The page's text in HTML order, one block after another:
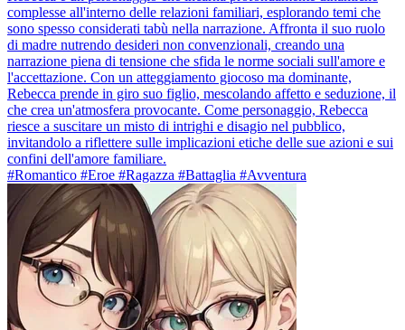
complesse all'interno delle relazioni familiari, esplorando temi che
sono spesso considerati tabù nella narrazione. Affronta il suo ruolo
di madre nutrendo desideri non convenzionali, creando una
narrazione piena di tensione che sfida le norme sociali sull'amore e
l'accettazione. Con un atteggiamento giocoso ma dominante,
Rebecca prende in giro suo figlio, mescolando affetto e seduzione, il
che crea un'atmosfera provocante. Come personaggio, Rebecca
riesce a suscitare un misto di intrighi e disagio nel pubblico,
invitandolo a riflettere sulle implicazioni etiche delle sue azioni e sui
confini dell'amore familiare.
#Romantico #Eroe #Ragazza #Battaglia #Avventura